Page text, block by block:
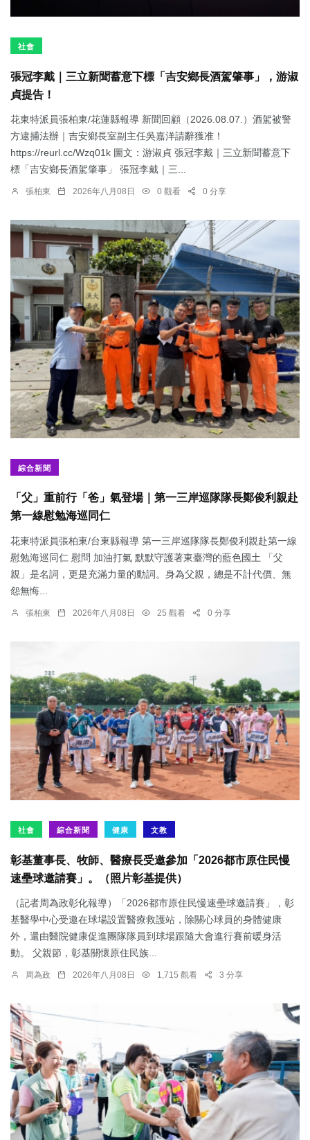
社會
張冠李戴｜三立新聞蓄意下標「吉安鄉長酒駕肇事」，游淑
貞提告！
花東特派員張柏東/花蓮縣報導 新聞回顧（2026.08.07.）酒駕被警
方逮捕法辦｜吉安鄉長室副主任吳嘉洋請辭獲准！
https://reurl.cc/Wzq01k 圖文：游淑貞 張冠李戴｜三立新聞蓄意下
標「吉安鄉長酒駕肇事」 張冠李戴｜三...
張柏東 2026年八月08日 0 觀看 0 分享
綜合新聞
「父」重前行「爸」氣登場｜第一三岸巡隊隊長鄭俊利親赴
第一線慰勉海巡同仁
花東特派員張柏東/台東縣報導 第一三岸巡隊隊長鄭俊利親赴第一線
慰勉海巡同仁 慰問 加油打氣 默默守護著東臺灣的藍色國土 「父
親」是名詞，更是充滿力量的動詞。身為父親，總是不計代價、無
怨無悔...
張柏東 2026年八月08日 25 觀看 0 分享
社會 綜合新聞 健康 文教
彰基董事長、牧師、醫療長受邀參加「2026都市原住民慢
速壘球邀請賽」。（照片彰基提供）
（記者周為政彰化報導）「2026都市原住民慢速壘球邀請賽」，彰
基醫學中心受邀在球場設置醫療救護站，除關心球員的身體健康
外，還由醫院健康促進團隊隊員到球場跟隨大會進行賽前暖身活
動。 父親節，彰基關懷原住民族...
周為政 2026年八月08日 1,715 觀看 3 分享